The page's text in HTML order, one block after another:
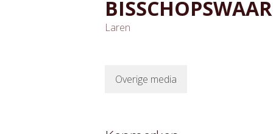
Laren
Overige media